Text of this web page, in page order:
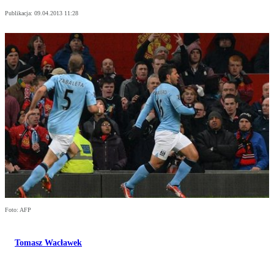
Publikacja: 09.04.2013 11:28
Foto: AFP
Tomasz Wacławek